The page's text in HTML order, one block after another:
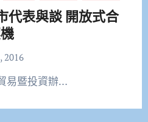
代表與談 開放式合
2016
易暨投資辦…